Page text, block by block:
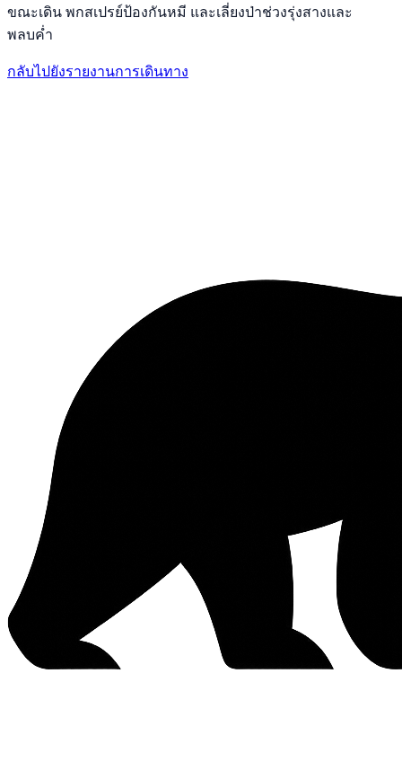
ขณะเดิน พกสเปรย์ป้องกันหมี และเลี่ยงป่าช่วงรุ่งสางและ
พลบค่ำ
กลับไปยังรายงานการเดินทาง